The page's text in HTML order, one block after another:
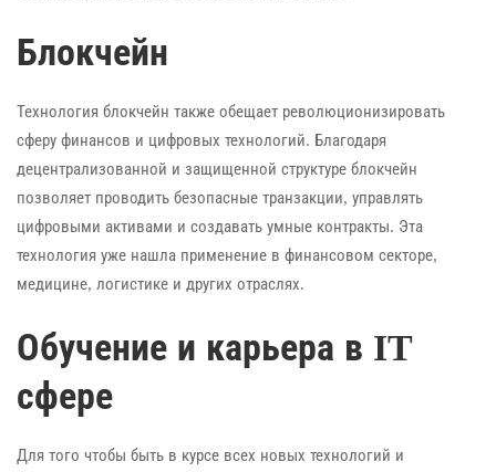
Блокчейн
Технология блокчейн также обещает революционизировать
сферу финансов и цифровых технологий. Благодаря
децентрализованной и защищенной структуре блокчейн
позволяет проводить безопасные транзакции, управлять
цифровыми активами и создавать умные контракты. Эта
технология уже нашла применение в финансовом секторе,
медицине, логистике и других отраслях.
Обучение и карьера в IT
сфере
Для того чтобы быть в курсе всех новых технологий и